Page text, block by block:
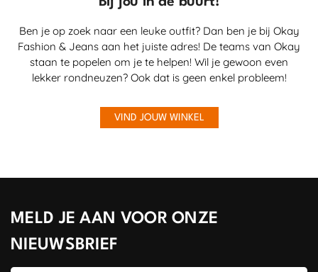
Ben je op zoek naar een leuke outfit? Dan ben je bij Okay
Fashion & Jeans aan het juiste adres! De teams van Okay
staan te popelen om je te helpen! Wil je gewoon even
lekker rondneuzen? Ook dat is geen enkel probleem!
VIND JOUW WINKEL
MELD JE AAN VOOR ONZE
NIEUWSBRIEF